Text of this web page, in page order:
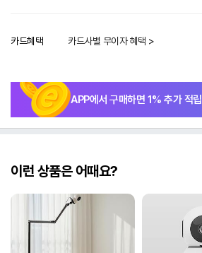
카드혜택 카드사별 무이자 혜택 >
APP에서 구매하면 1% 추가 적립
이런 상품은 어때요?